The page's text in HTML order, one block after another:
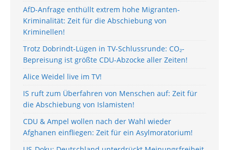
AfD-Anfrage enthüllt extrem hohe Migranten-
Kriminalität: Zeit für die Abschiebung von
Kriminellen!
Trotz Dobrindt-Lügen in TV-Schlussrunde: CO₂-
Bepreisung ist größte CDU-Abzocke aller Zeiten!
Alice Weidel live im TV!
IS ruft zum Überfahren von Menschen auf: Zeit für
die Abschiebung von Islamisten!
CDU & Ampel wollen nach der Wahl wieder
Afghanen einfliegen: Zeit für ein Asylmoratorium!